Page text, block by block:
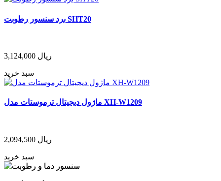
برد سنسور رطوبت SHT20
3,124,000 ریال
سبد خرید
ماژول دیجیتال ترموستات مدل XH-W1209
2,094,500 ریال
سبد خرید